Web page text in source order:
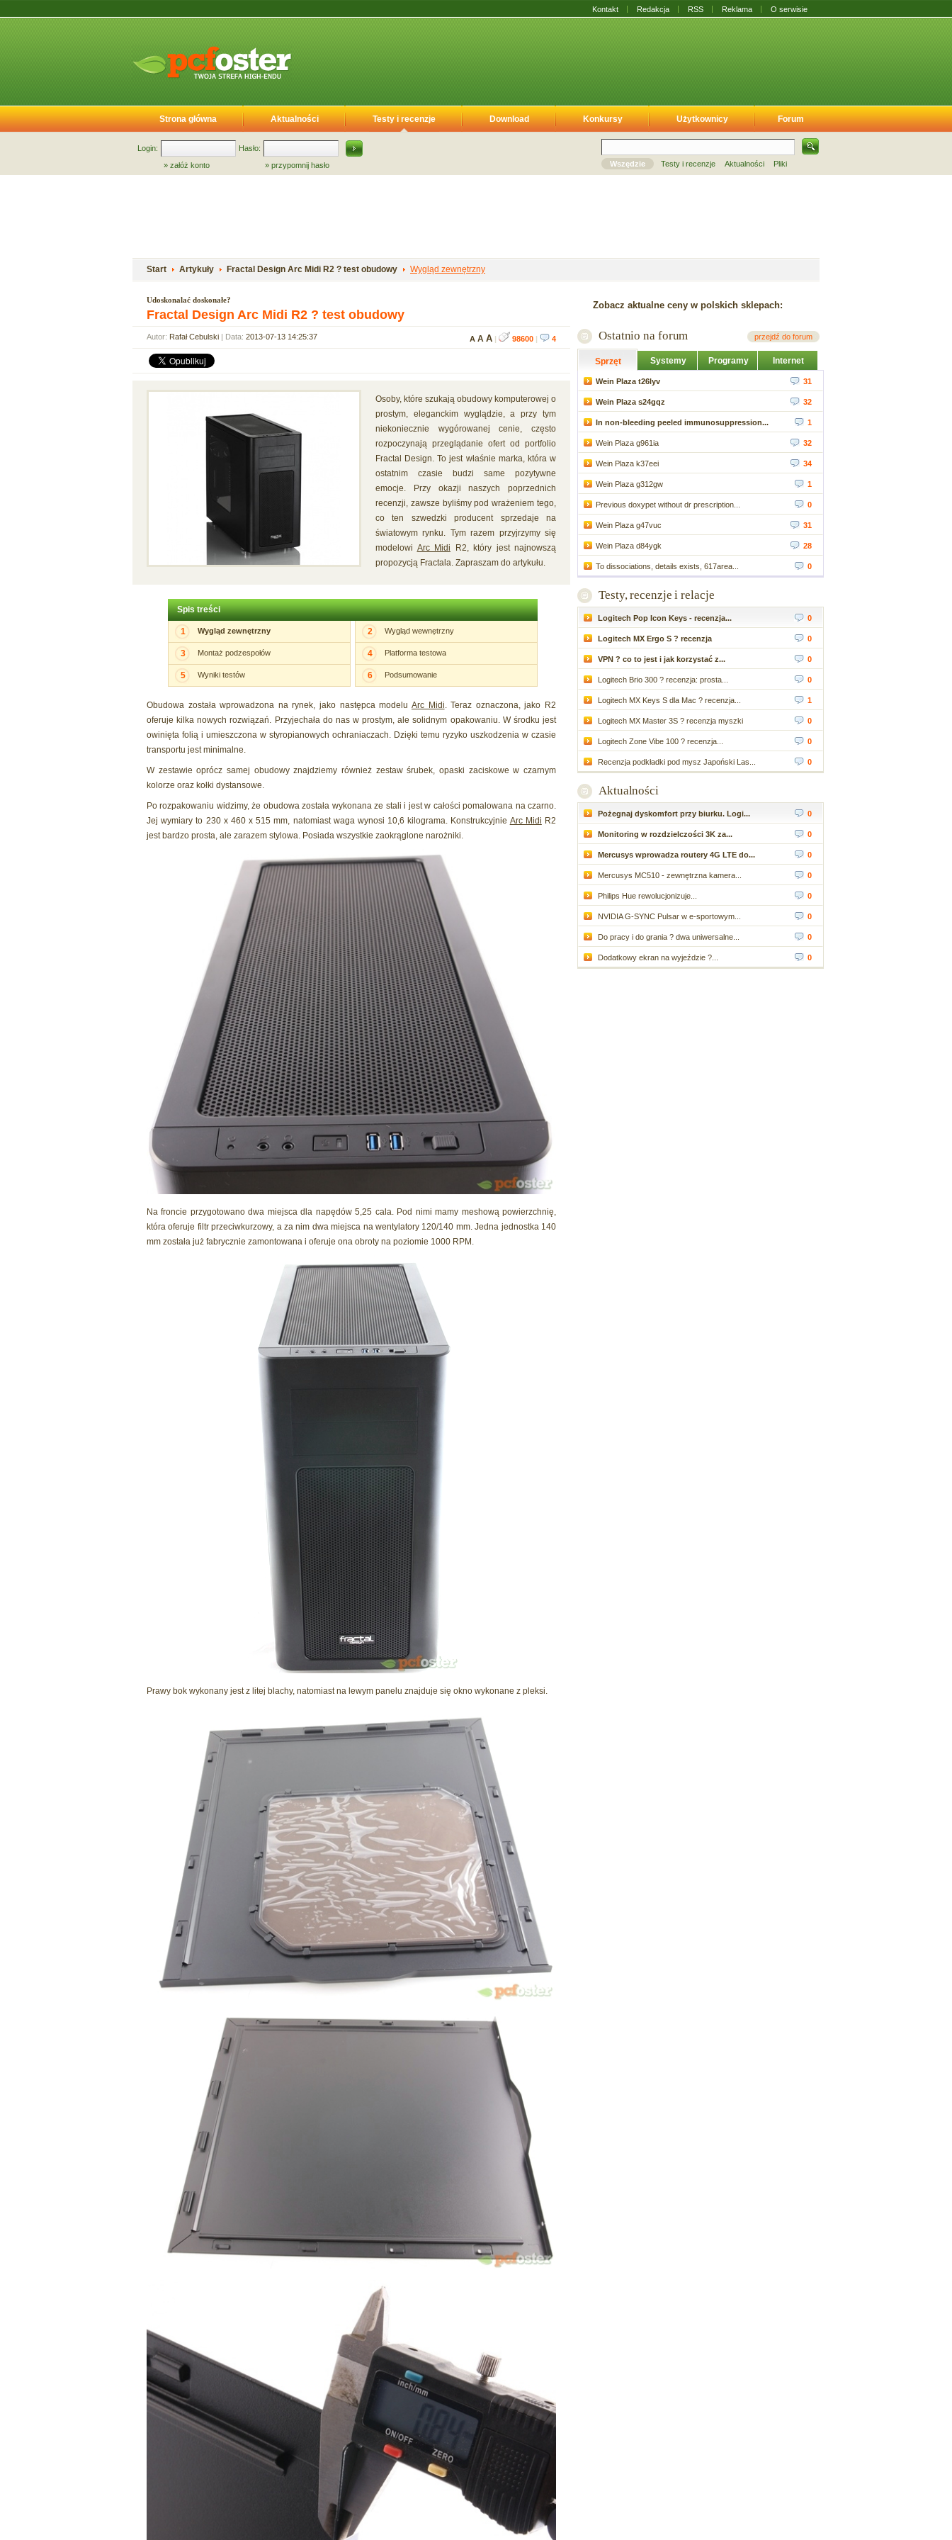
Kontakt Redakcja RSS Reklama O serwisie
Strona główna Aktualności Testy i recenzje Download Konkursy Użytkownicy Forum
Login:
Hasło:
» załóż konto » przypomnij hasło Wszędzie Testy i recenzje Aktualności Pliki
Start Artykuły Fractal Design Arc Midi R2 ? test obudowy Wygląd zewnętrzny
Udoskonalać doskonałe?
Fractal Design Arc Midi R2 ? test obudowy
Autor: Rafał Cebulski | Data: 2013-07-13 14:25:37 A A A | 98600 | 4
Osoby, które szukają obudowy komputerowej o
prostym, eleganckim wyglądzie, a przy tym
niekoniecznie wygórowanej cenie, często
rozpoczynają przeglądanie ofert od portfolio
Fractal Design. To jest właśnie marka, która w
ostatnim czasie budzi same pozytywne
emocje. Przy okazji naszych poprzednich
recenzji, zawsze byliśmy pod wrażeniem tego,
co ten szwedzki producent sprzedaje na
światowym rynku. Tym razem przyjrzymy się
modelowi Arc Midi R2, który jest najnowszą
propozycją Fractala. Zapraszam do artykułu.
Spis treści
1 Wygląd zewnętrzny
3 Montaż podzespołów
5 Wyniki testów
2 Wygląd wewnętrzny
4 Platforma testowa
6 Podsumowanie
Obudowa została wprowadzona na rynek, jako następca modelu Arc Midi. Teraz oznaczona, jako R2
oferuje kilka nowych rozwiązań. Przyjechała do nas w prostym, ale solidnym opakowaniu. W środku jest
owinięta folią i umieszczona w styropianowych ochraniaczach. Dzięki temu ryzyko uszkodzenia w czasie
transportu jest minimalne.
W zestawie oprócz samej obudowy znajdziemy również zestaw śrubek, opaski zaciskowe w czarnym
kolorze oraz kołki dystansowe.
Po rozpakowaniu widzimy, że obudowa została wykonana ze stali i jest w całości pomalowana na czarno.
Jej wymiary to 230 x 460 x 515 mm, natomiast waga wynosi 10,6 kilograma. Konstrukcyjnie Arc Midi R2
jest bardzo prosta, ale zarazem stylowa. Posiada wszystkie zaokrąglone narożniki.
Na froncie przygotowano dwa miejsca dla napędów 5,25 cala. Pod nimi mamy meshową powierzchnię,
która oferuje filtr przeciwkurzowy, a za nim dwa miejsca na wentylatory 120/140 mm. Jedna jednostka 140
mm została już fabrycznie zamontowana i oferuje ona obroty na poziomie 1000 RPM.
Prawy bok wykonany jest z litej blachy, natomiast na lewym panelu znajduje się okno wykonane z pleksi.
Zobacz aktualne ceny w polskich sklepach:
Ostatnio na forum przejdź do forum
Sprzęt Systemy Programy Internet
Wein Plaza t26lyv 31
Wein Plaza s24gqz 32
In non-bleeding peeled immunosuppression... 1
Wein Plaza g961ia 32
Wein Plaza k37eei 34
Wein Plaza g312gw 1
Previous doxypet without dr prescription... 0
Wein Plaza g47vuc 31
Wein Plaza d84ygk 28
To dissociations, details exists, 617area... 0
Testy, recenzje i relacje
Logitech Pop Icon Keys - recenzja... 0
Logitech MX Ergo S ? recenzja 0
VPN ? co to jest i jak korzystać z... 0
Logitech Brio 300 ? recenzja: prosta... 0
Logitech MX Keys S dla Mac ? recenzja... 1
Logitech MX Master 3S ? recenzja myszki 0
Logitech Zone Vibe 100 ? recenzja... 0
Recenzja podkładki pod mysz Japoński Las... 0
Aktualności
Pożegnaj dyskomfort przy biurku. Logi... 0
Monitoring w rozdzielczości 3K za... 0
Mercusys wprowadza routery 4G LTE do... 0
Mercusys MC510 - zewnętrzna kamera... 0
Philips Hue rewolucjonizuje... 0
NVIDIA G-SYNC Pulsar w e-sportowym... 0
Do pracy i do grania ? dwa uniwersalne... 0
Dodatkowy ekran na wyjeździe ?... 0